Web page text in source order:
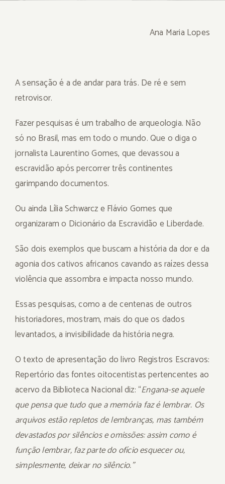
Ana Maria Lopes
A sensação é a de andar para trás. De ré e sem
retrovisor.
Fazer pesquisas é um trabalho de arqueologia. Não
só no Brasil, mas em todo o mundo. Que o diga o
jornalista Laurentino Gomes, que devassou a
escravidão após percorrer três continentes
garimpando documentos.
Ou ainda Lília Schwarcz e Flávio Gomes que
organizaram o Dicionário da Escravidão e Liberdade.
São dois exemplos que buscam a história da dor e da
agonia dos cativos africanos cavando as raízes dessa
violência que assombra e impacta nosso mundo.
Essas pesquisas, como a de centenas de outros
historiadores, mostram, mais do que os dados
levantados, a invisibilidade da história negra.
O texto de apresentação do livro Registros Escravos:
Repertório das fontes oitocentistas pertencentes ao
acervo da Biblioteca Nacional diz: “Engana-se aquele
que pensa que tudo que a memória faz é lembrar. Os
arquivos estão repletos de lembranças, mas também
devastados por silêncios e omissões: assim como é
função lembrar, faz parte do ofício esquecer ou,
simplesmente, deixar no silêncio.”